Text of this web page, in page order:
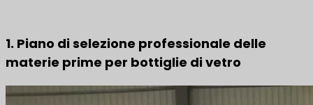
1. Piano di selezione professionale delle
materie prime per bottiglie di vetro